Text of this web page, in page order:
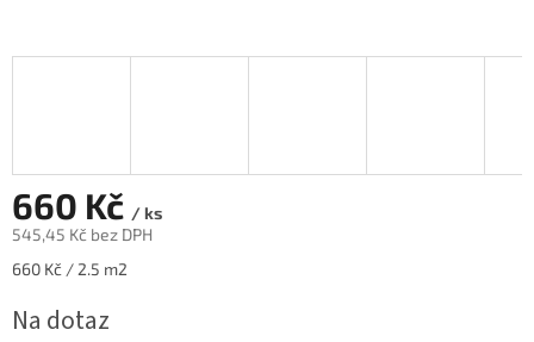
660 Kč / ks
545,45 Kč bez DPH
Měrná
660 Kč / 2.5 m2
Na dotaz